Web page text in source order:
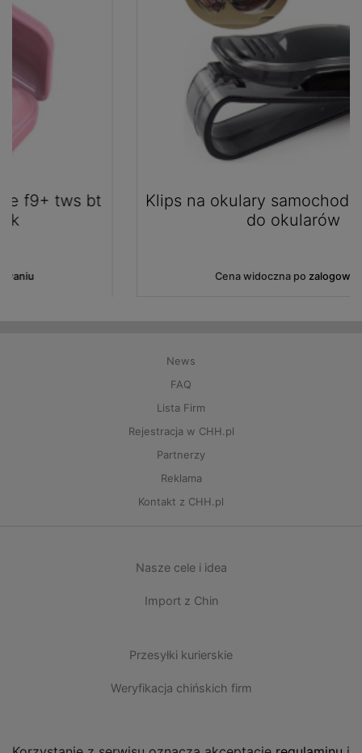
Klips na okulary samochodowy uchwyt
zalogowaniu
News
FAQ
Lista Firm
Rejestracja w CHH.pl
Partnerzy
Reklama
Kontakt z CHH.pl
Nasze cele i idea
Import z Chin
Przesyłki kurierskie
Weryfikacja chińskich firm